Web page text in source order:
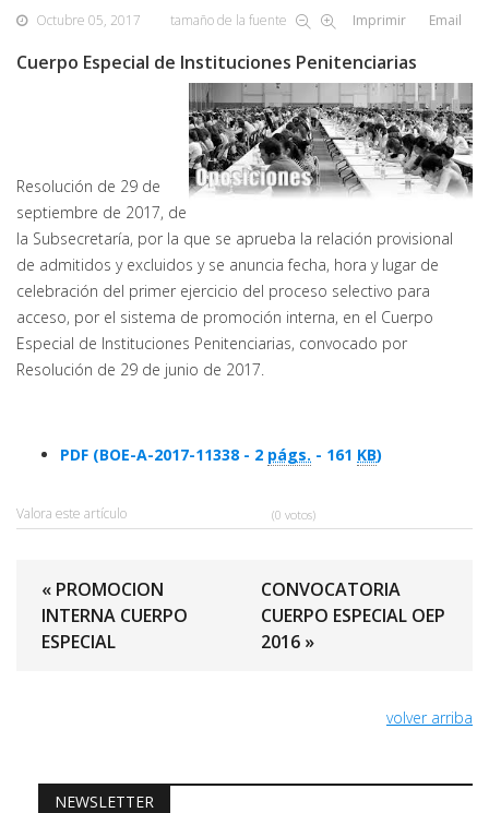
Octubre 05, 2017 tamaño de la fuente Imprimir Email
Cuerpo Especial de Instituciones Penitenciarias
Resolución de 29 de
septiembre de 2017, de
la Subsecretaría, por la que se aprueba la relación provisional
de admitidos y excluidos y se anuncia fecha, hora y lugar de
celebración del primer ejercicio del proceso selectivo para
acceso, por el sistema de promoción interna, en el Cuerpo
Especial de Instituciones Penitenciarias, convocado por
Resolución de 29 de junio de 2017.
PDF (BOE-A-2017-11338 - 2 págs. - 161 KB)
Valora este artículo (0 votos)
« PROMOCION
INTERNA CUERPO
ESPECIAL
CONVOCATORIA
CUERPO ESPECIAL OEP
2016 »
volver arriba
NEWSLETTER